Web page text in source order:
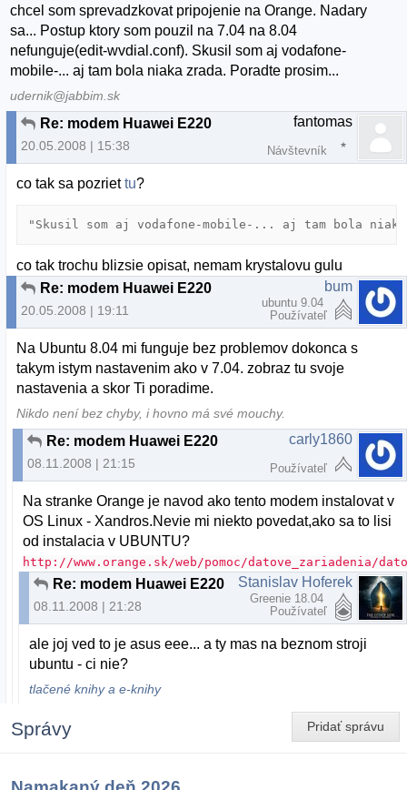
chcel som sprevadzkovat pripojenie na Orange. Nadary
sa... Postup ktory som pouzil na 7.04 na 8.04
nefunguje(edit-wvdial.conf). Skusil som aj vodafone-
mobile-... aj tam bola niaka zrada. Poradte prosim...
udernik@jabbim.sk
Re: modem Huawei E220
20.05.2008 | 15:38
fantomas
Návštevník
co tak sa pozriettu?
"Skusil som aj vodafone-mobile-... aj tam bola
co tak trochu blizsie opisat, nemam krystalovu gulu
Re: modem Huawei E220
20.05.2008 | 19:11
bum
ubuntu 9.04
Používateľ
Na Ubuntu 8.04 mi funguje bez problemov dokonca s
takym istym nastavenim ako v 7.04. zobraz tu svoje
nastavenia a skor Ti poradime.
Nikdo není bez chyby, i hovno má své mouchy.
Re: modem Huawei E220
08.11.2008 | 21:15
carly1860
Používateľ
Na stranke Orange je navod ako tento modem instalovat v
OS Linux - Xandros.Nevie mi niekto povedat,ako sa to lisi
od instalacia v UBUNTU?
http://www.orange.sk/web/pomoc/datove_zariadenia/
Re: modem Huawei E220
08.11.2008 | 21:28
Stanislav Hoferek
Greenie 18.04
Používateľ
ale joj ved to je asus eee... a ty mas na beznom stroji
ubuntu - ci nie?
tlačené knihy a e-knihy
Pridať správu
Správy